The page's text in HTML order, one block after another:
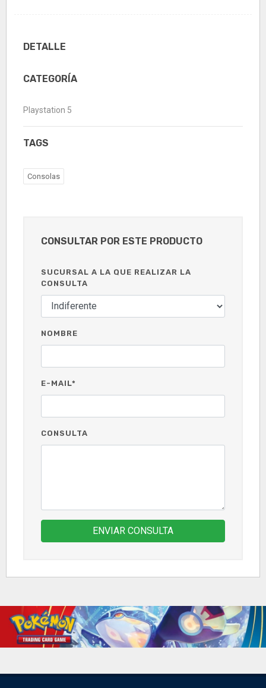
DETALLE
CATEGORÍA
Playstation 5
TAGS
Consolas
CONSULTAR POR ESTE PRODUCTO
SUCURSAL A LA QUE REALIZAR LA
CONSULTA
NOMBRE
E-MAIL*
CONSULTA
ENVIAR CONSULTA